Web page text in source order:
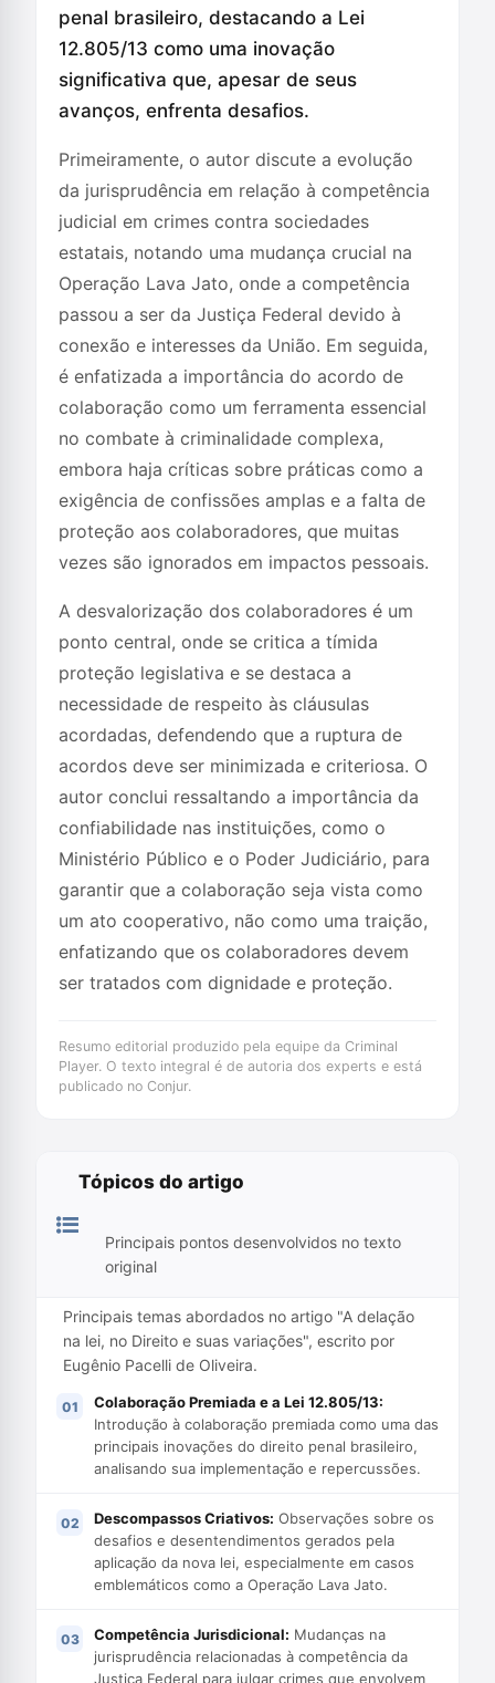
penal brasileiro, destacando a Lei
12.805/13 como uma inovação
significativa que, apesar de seus
avanços, enfrenta desafios.
Primeiramente, o autor discute a evolução
da jurisprudência em relação à competência
judicial em crimes contra sociedades
estatais, notando uma mudança crucial na
Operação Lava Jato, onde a competência
passou a ser da Justiça Federal devido à
conexão e interesses da União. Em seguida,
é enfatizada a importância do acordo de
colaboração como um ferramenta essencial
no combate à criminalidade complexa,
embora haja críticas sobre práticas como a
exigência de confissões amplas e a falta de
proteção aos colaboradores, que muitas
vezes são ignorados em impactos pessoais.
A desvalorização dos colaboradores é um
ponto central, onde se critica a tímida
proteção legislativa e se destaca a
necessidade de respeito às cláusulas
acordadas, defendendo que a ruptura de
acordos deve ser minimizada e criteriosa. O
autor conclui ressaltando a importância da
confiabilidade nas instituições, como o
Ministério Público e o Poder Judiciário, para
garantir que a colaboração seja vista como
um ato cooperativo, não como uma traição,
enfatizando que os colaboradores devem
ser tratados com dignidade e proteção.
Resumo editorial produzido pela equipe da Criminal
Player. O texto integral é de autoria dos experts e está
publicado no Conjur.
Tópicos do artigo
Principais pontos desenvolvidos no texto
original
Principais temas abordados no artigo "A delação
na lei, no Direito e suas variações", escrito por
Eugênio Pacelli de Oliveira.
Colaboração Premiada e a Lei 12.805/13:
Introdução à colaboração premiada como uma das
principais inovações do direito penal brasileiro,
analisando sua implementação e repercussões.
Descompassos Criativos: Observações sobre os
desafios e desentendimentos gerados pela
aplicação da nova lei, especialmente em casos
emblemáticos como a Operação Lava Jato.
Competência Jurisdicional: Mudanças na
jurisprudência relacionadas à competência da
Justiça Federal para julgar crimes que envolvem